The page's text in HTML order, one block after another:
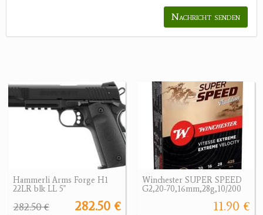
Nachricht senden
Hammerli Arms Forge H1
22LR blk LL 5"
282.50 €
282.50 €
Winchester SUPER SPEED
G2,20-70,16mm,28g,10/200
11.90 €